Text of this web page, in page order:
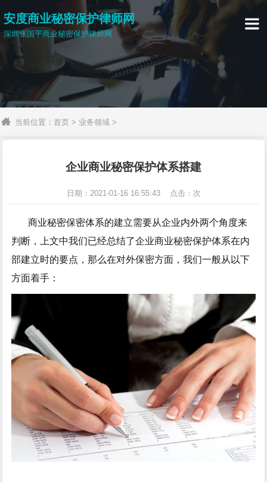
安度商业秘密保护律师网
深圳张国平商业秘密保护律师网

当前位置： 首页 > 业务领域 >
企业商业秘密保护体系搭建
日期：2021-01-16 16:55:43 点击： 次
商业秘密保密体系的建立需要从企业内外两个角度来
判断，上文中我们已经总结了企业商业秘密保护体系在内
部建立时的要点，那么在对外保密方面，我们一般从以下
方面着手：